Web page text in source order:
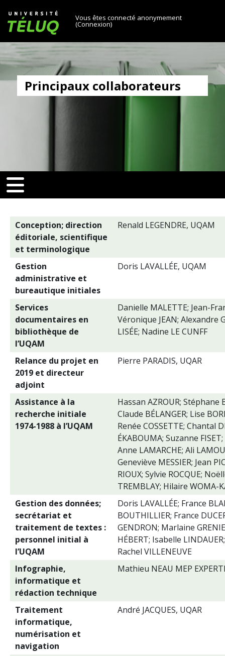
Université TÉLUQ
Vous êtes connecté anonymement
(Connexion)
Principaux collaborateurs
[[nav-toggle]]
toggle]]
Conception; direction
éditoriale, scientifique
et terminologique
Renald LEGENDRE, UQAM
Gestion
administrative et
bureautique initiales
Doris LAVALLÉE, UQAM
Services
documentaires en
bibliothèque de
l’UQAM
Danielle MALETTE; Jean-
Véronique JEAN; Alexandre
LISÉE; Nadine LE CUNFF
Relance du projet en
2019 et directeur
adjoint
Pierre PARADIS, UQAR
Assistance à la
recherche initiale
1974-1988 à l’UQAM
Hassan AZROUR; Stéphane
Claude BÉLANGER; Lise
Renée COSSETTE; Chantal
ÉKABOUMA; Suzanne FISET;
Anne LAMARCHE; Ali
Geneviève MESSIER; Jean
RIOUX; Sylvie ROCQUE;
TREMBLAY; Hilaire WOMA-
Gestion des données;
secrétariat et
traitement de textes :
personnel initial à
l’UQAM
Doris LAVALLÉE; France
BOUTHILLIER; France
GENDRON; Marlaine
HÉBERT; Isabelle
Rachel VILLENEUVE
Infographie,
informatique et
rédaction technique
Mathieu NEAU MEP
Traitement
informatique,
numérisation et
navigation
André JACQUES, UQAR